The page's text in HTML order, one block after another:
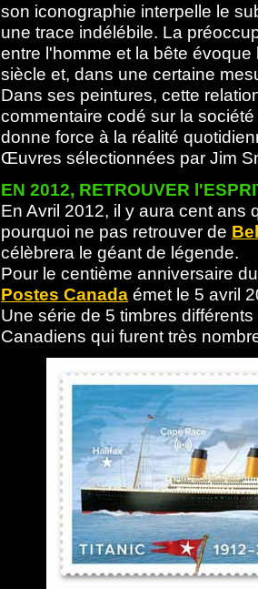
son iconographie interpelle le
une trace indélébile. La
entre l'homme et la bête
siècle et, dans une certaine
Dans ses peintures, cette
commentaire codé sur la
donne force à la réalité
Œuvres sélectionnées par Jim
EN 2012, RETROUVER
En Avril 2012, il y aura cent ans
pourquoi ne pas retrouver de
célèbrera le géant de légende.
Pour le centième anniversaire
Postes Canada émet le 5 avril
Une série de 5 timbres
Canadiens qui furent très